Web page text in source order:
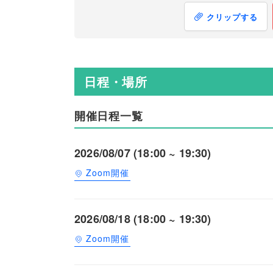
クリップする
日程・場所
開催日程一覧
2026/08/07 (18:00 ~ 19:30)
Zoom開催
2026/08/18 (18:00 ~ 19:30)
Zoom開催